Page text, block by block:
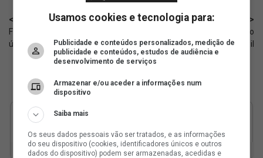
< Anterior
Futsal: Resultados do Vasco na
última terça-feira (12/05)
Próximo >
Rival: Internacional derrota o
Athletic pela Copa do Brasil
Usamos cookies e tecnologia para:
Publicidade e conteúdos personalizados, medição de
publicidade e conteúdos, estudos de audiência e
desenvolvimento de serviços
Armazenar e/ou aceder a informações num
dispositivo
Saiba mais
Os seus dados pessoais vão ser tratados, e as informações
do seu dispositivo (cookies, identificadores únicos e outros
dados do dispositivo) podem ser armazenadas, acedidas e